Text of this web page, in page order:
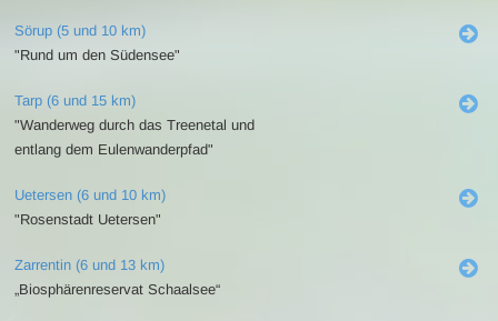
Sörup (5 und 10 km)
"Rund um den Südensee"
Tarp (6 und 15 km)
"Wanderweg durch das Treenetal und
entlang dem Eulenwanderpfad"
Uetersen (6 und 10 km)
"Rosenstadt Uetersen"
Zarrentin (6 und 13 km)
„Biosphärenreservat Schaalsee“